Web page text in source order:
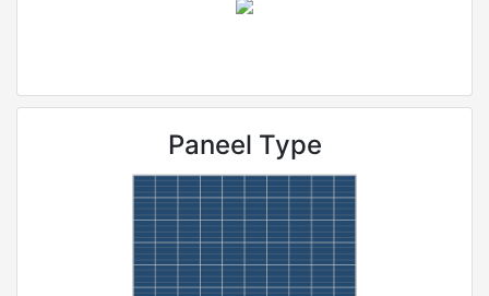
Paneel Type